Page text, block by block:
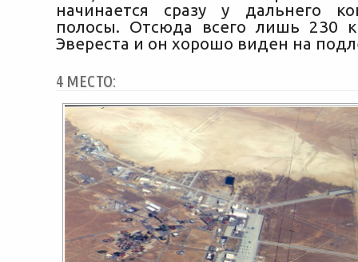
начинается сразу у дальнего
полосы. Отсюда всего лишь 230
Эвереста и он хорошо виден на
4 МЕСТО: